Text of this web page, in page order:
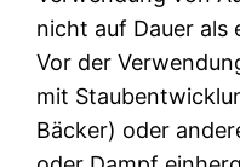
nicht auf Dauer als
Vor der
mit
Bäcker) oder